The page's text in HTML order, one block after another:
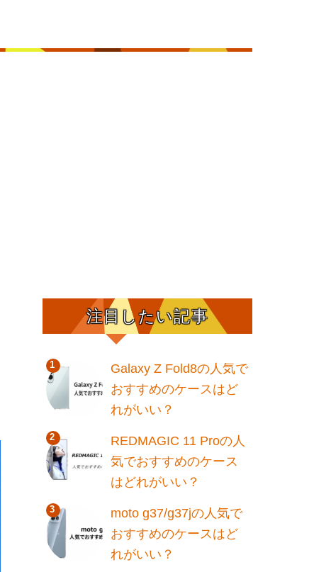
注目したい記事
Galaxy Z Fold8の人気で
おすすめのケースはど
れがいい？
REDMAGIC 11 Proの人
気でおすすめのケース
はどれがいい？
moto g37/g37jの人気で
おすすめのケースはど
れがいい？